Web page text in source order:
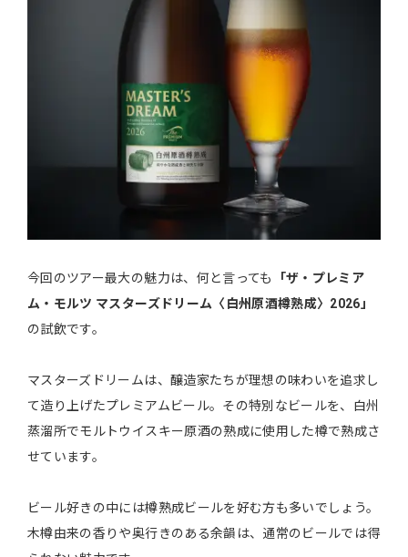
今回のツアー最大の魅力は、何と言っても
「ザ・プレミア
ム・モルツ マスターズドリーム〈白州原酒樽熟成〉2026」
の試飲です。
マスターズドリームは、醸造家たちが理想の味わいを追求し
て造り上げたプレミアムビール。その特別なビールを、白州
蒸溜所でモルトウイスキー原酒の熟成に使用した樽で熟成さ
せています。
ビール好きの中には樽熟成ビールを好む方も多いでしょう。
木樽由来の香りや奥行きのある余韻は、通常のビールでは得